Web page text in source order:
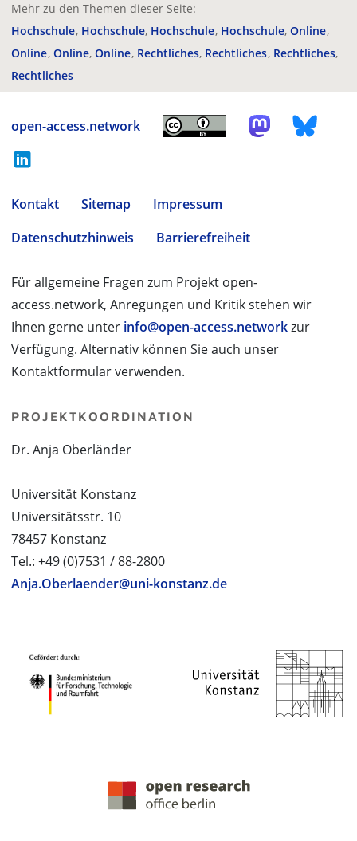
Mehr zu den Themen dieser Seite:
Hochschule Hochschule Hochschule Hochschule Online
Online Online Online Rechtliches Rechtliches Rechtliches
Rechtliches
open-access.network
Kontakt Sitemap
Impressum
Datenschutzhinweis
Barrierefreiheit
Für allgemeine Fragen zum Projekt open-
access.network, Anregungen und Kritik stehen wir
Ihnen gerne unter info@open-access.networkzur
Verfügung. Alternativ können Sie auch unser
Kontaktformular verwenden.
PROJEKTKOORDINATION
Dr. Anja Oberländer
Universität Konstanz
Universitätsstr. 10
78457 Konstanz
Tel.: +49 (0)7531 / 88-2800
Anja.Oberlaender@uni-konstanz.de